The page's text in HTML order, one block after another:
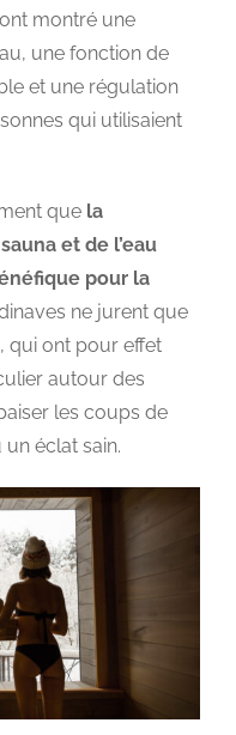
montré une
une fonction de
et une régulation
qui utilisaient
que la
et de l’eau
pour la
ne jurent que
qui ont pour effet
autour des
les coups de
éclat sain.